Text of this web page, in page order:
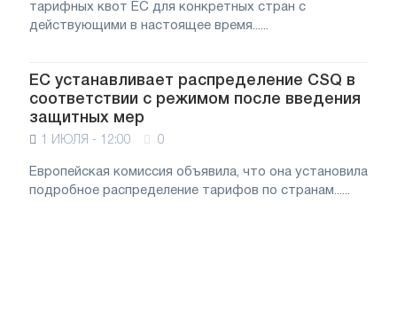
тарифных квот ЕС для конкретных стран с
действующими в настоящее время......
ЕС устанавливает распределение CSQ в
соответствии с режимом после введения
защитных мер
1 ИЮЛЯ - 12:00 0
Европейская комиссия объявила, что она установила
подробное распределение тарифов по странам......